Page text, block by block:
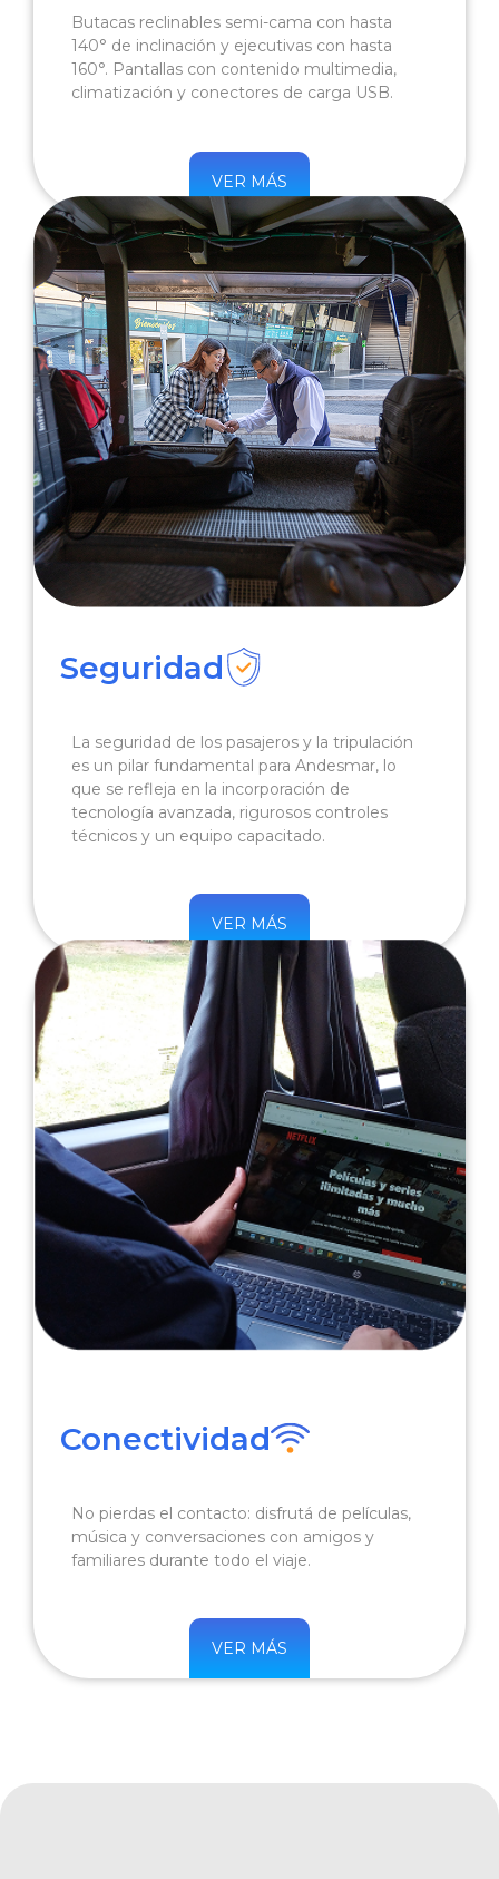
Butacas reclinables semi-cama con hasta
140° de inclinación y ejecutivas con hasta
160°. Pantallas con contenido multimedia,
climatización y conectores de carga USB.
VER MÁS
Seguridad
La seguridad de los pasajeros y la tripulación
es un pilar fundamental para Andesmar, lo
que se refleja en la incorporación de
tecnología avanzada, rigurosos controles
técnicos y un equipo capacitado.
VER MÁS
Conectividad
No pierdas el contacto: disfrutá de películas,
música y conversaciones con amigos y
familiares durante todo el viaje.
VER MÁS